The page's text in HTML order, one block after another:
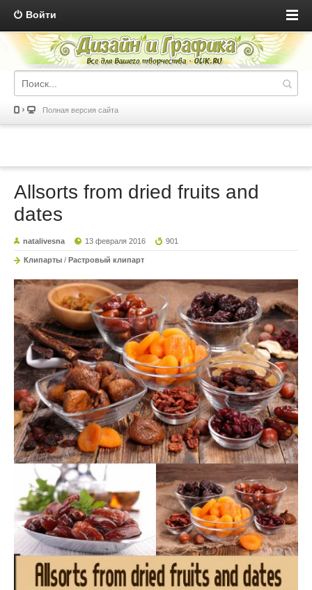
Войти
Полная версия сайта
Allsorts from dried fruits and
dates
natalivesna 13 февраля 2016 901
Клипарты / Растровый клипарт